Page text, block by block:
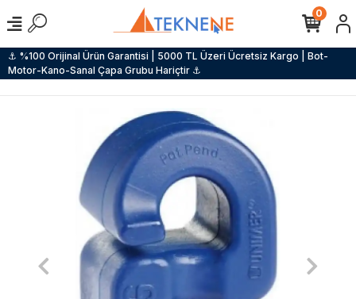
⚓ %100 Orijinal Ürün Garantisi | 5000 TL Üzeri Ücretsiz Kargo | Bot-
Motor-Kano-Sanal Çapa Grubu Hariçtir ⚓
0